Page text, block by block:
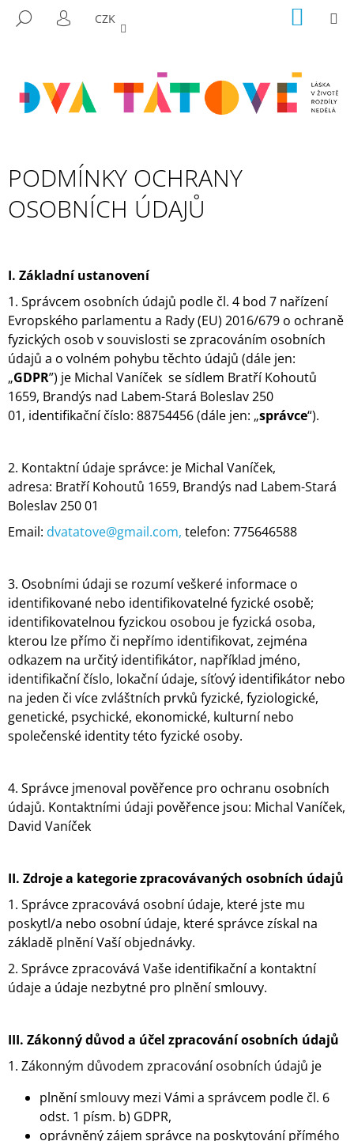
HLEDAT
PŘIHLÁŠENÍ
CZK KOŠÍK
PODMÍNKY OCHRANY
OSOBNÍCH ÚDAJŮ
I. Základní ustanovení
1. Správcem osobních údajů podle čl. 4 bod 7 nařízení
Evropského parlamentu a Rady (EU) 2016/679 o ochraně
fyzických osob v souvislosti se zpracováním osobních
údajů a o volném pohybu těchto údajů (dále jen:
„GDPR”) je Michal Vaníček se sídlem Bratří Kohoutů
1659, Brandýs nad Labem-Stará Boleslav 250
01, identifikační číslo: 88754456(dále jen: „správce“).
2. Kontaktní údaje správce: je Michal Vaníček,
adresa: Bratří Kohoutů 1659, Brandýs nad Labem-Stará
Boleslav 250 01
Email: dvatatove@gmail.com, telefon: 775646588
3. Osobními údaji se rozumí veškeré informace o
identifikované nebo identifikovatelné fyzické osobě;
identifikovatelnou fyzickou osobou je fyzická osoba,
kterou lze přímo či nepřímo identifikovat, zejména
odkazem na určitý identifikátor, například jméno,
identifikační číslo, lokační údaje, síťový identifikátor nebo
na jeden či více zvláštních prvků fyzické, fyziologické,
genetické, psychické, ekonomické, kulturní nebo
společenské identity této fyzické osoby.
4. Správce jmenoval pověřence pro ochranu osobních
údajů. Kontaktními údaji pověřence jsou: Michal Vaníček,
David Vaníček
II. Zdroje a kategorie zpracovávaných osobních údajů
1. Správce zpracovává osobní údaje, které jste mu
poskytl/a nebo osobní údaje, které správce získal na
základě plnění Vaší objednávky.
2. Správce zpracovává Vaše identifikační a kontaktní
údaje a údaje nezbytné pro plnění smlouvy.
III. Zákonný důvod a účel zpracování osobních údajů
1. Zákonným důvodem zpracování osobních údajů je
plnění smlouvy mezi Vámi a správcem podle čl. 6
odst. 1 písm. b) GDPR,
oprávněný zájem správce na poskytování přímého
C
O
T
Ř
E
J
E
T
E
N
A
J
Í
?
HLEDAT
D
O
P
O
R
U
Č
U
J
E
SADA
KANCELÁŘSKÝCH
POTŘEB
TOP
MODEL
79
Kč